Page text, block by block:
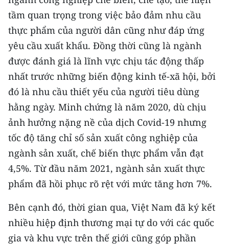
CHƯƠNG TRÌNH OCOP - MỖI XÃ
MỘT SẢN PHẨM
RADIO
MEDIA CENTER
E-Magazine
Video
Media Chính trị
Media Kinh tế
Media Văn hóa
Media Xã hội
Media Pháp luật
tầm quan trọng trong việc bảo đảm nhu cầu
thực phẩm của người dân cũng như đáp ứng
yêu cầu xuất khẩu. Ðồng thời cũng là ngành
được đánh giá là lĩnh vực chịu tác động thấp
nhất trước những biến động kinh tế-xã hội, bởi
đó là nhu cầu thiết yếu của người tiêu dùng
hằng ngày. Minh chứng là năm 2020, dù chịu
ảnh hưởng nặng nề của dịch Covid-19 nhưng
tốc độ tăng chỉ số sản xuất công nghiệp của
ngành sản xuất, chế biến thực phẩm vẫn đạt
4,5%. Từ đầu năm 2021, ngành sản xuất thực
phẩm đã hồi phục rõ rệt với mức tăng hơn 7%.
Bên cạnh đó, thời gian qua, Việt Nam đã ký kết
nhiều hiệp định thương mại tự do với các quốc
gia và khu vực trên thế giới cũng góp phần